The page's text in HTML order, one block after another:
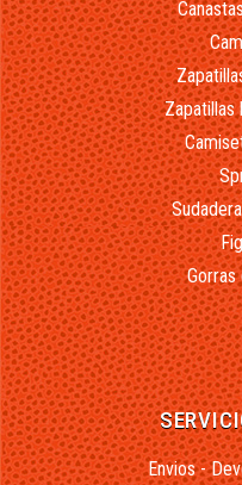
Zapatillas
Envios -